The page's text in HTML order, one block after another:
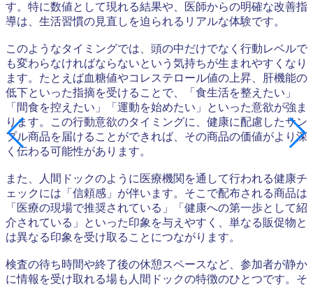
す。特に数値として現れる結果や、医師からの明確な改善指
導は、生活習慣の見直しを迫られるリアルな体験です。
このようなタイミングでは、頭の中だけでなく行動レベルで
も変わらなければならないという気持ちが生まれやすくなり
ます。たとえば血糖値やコレステロール値の上昇、肝機能の
低下といった指摘を受けることで、「食生活を整えたい」
「間食を控えたい」「運動を始めたい」といった意欲が強ま
ります。この行動意欲のタイミングに、健康に配慮したサン
プル商品を届けることができれば、その商品の価値がより深
く伝わる可能性があります。
また、人間ドックのように医療機関を通して行われる健康チ
ェックには「信頼感」が伴います。そこで配布される商品は
「医療の現場で推奨されている」「健康への第一歩として紹
介されている」といった印象を与えやすく、単なる販促物と
は異なる印象を受け取ることにつながります。
検査の待ち時間や終了後の休憩スペースなど、参加者が静か
に情報を受け取れる場も人間ドックの特徴のひとつです。そ